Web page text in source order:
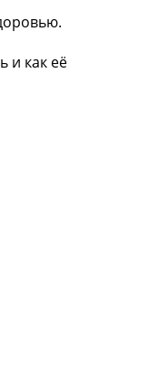
и как её